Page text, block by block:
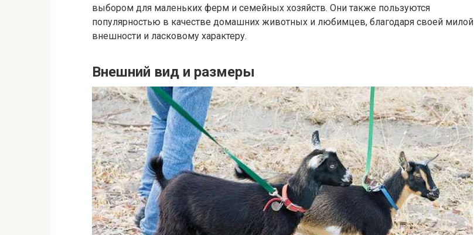
выбором для маленьких ферм и семейных хозяйств. Они также пользуются
популярностью в качестве домашних животных и любимцев, благодаря своей милой
внешности и ласковому характеру.
Внешний вид и размеры